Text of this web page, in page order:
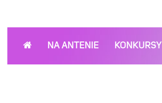
NA ANTENIE KONKURSY